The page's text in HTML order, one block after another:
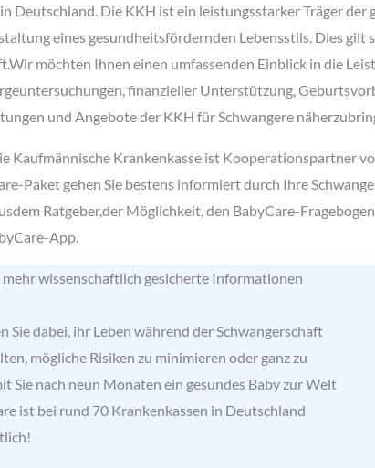
Deutschland. Die KKH ist ein leistungsstarker Träger
eines gesundheitsfördernden Lebensstils. Dies
möchten Ihnen einen umfassenden Einblick in die
finanzieller Unterstützung,
und Angebote der KKH für Schwangere
Kaufmännische Krankenkasse ist Kooperationspartner
Paket gehen Sie bestens informiert durch Ihre
Ratgeber,der Möglichkeit, den BabyCare-
App.
wissenschaftlich gesicherte Informationen
Sie dabei, ihr Leben während der Schwangerschaft
mögliche Risiken zu minimieren oder ganz zu
Sie nach neun Monaten ein gesundes Baby zur Welt
ist bei rund 70 Krankenkassen in Deutschland